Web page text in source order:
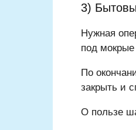
3)
Нужная
под
По
закрыть и
О пользе